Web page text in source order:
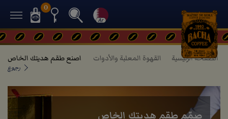
0
الصفحة الرئيسية القهوة المعلبة والأدوات اصنع طقم هديتك الخاص
رجوع
صمّم طقم هديتك الخاص